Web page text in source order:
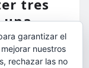
tres
una
garantizar el
nuestros
rechazar las no